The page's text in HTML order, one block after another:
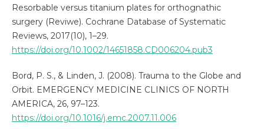
Resorbable versus titanium plates for orthognathic
surgery (Reviwe). Cochrane Database of Systematic
Reviews, 2017(10), 1–29.
https://doi.org/10.1002/14651858.CD006204.pub3
Bord, P. S., & Linden, J. (2008). Trauma to the Globe and
Orbit. EMERGENCY MEDICINE CLINICS OF NORTH
AMERICA, 26, 97–123.
https://doi.org/10.1016/j.emc.2007.11.006